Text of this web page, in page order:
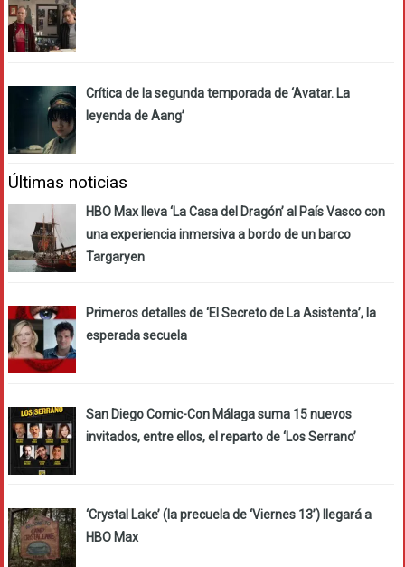
Crítica de la segunda temporada de ‘Avatar. La
leyenda de Aang’
Últimas noticias
HBO Max lleva ‘La Casa del Dragón’ al País Vasco con
una experiencia inmersiva a bordo de un barco
Targaryen
Primeros detalles de ‘El Secreto de La Asistenta’, la
esperada secuela
San Diego Comic-Con Málaga suma 15 nuevos
invitados, entre ellos, el reparto de ‘Los Serrano’
‘Crystal Lake’ (la precuela de ‘Viernes 13’) llegará a
HBO Max